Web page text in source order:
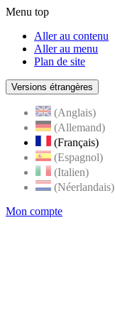
Menu top
Aller au contenu
Aller au menu
Plan de site
Versions étrangères
(Anglais)
(Allemand)
(Français)
(Espagnol)
(Italien)
(Néerlandais)
Mon compte